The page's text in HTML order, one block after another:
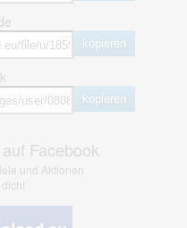
kopieren
kopieren
Facebook
und Aktionen